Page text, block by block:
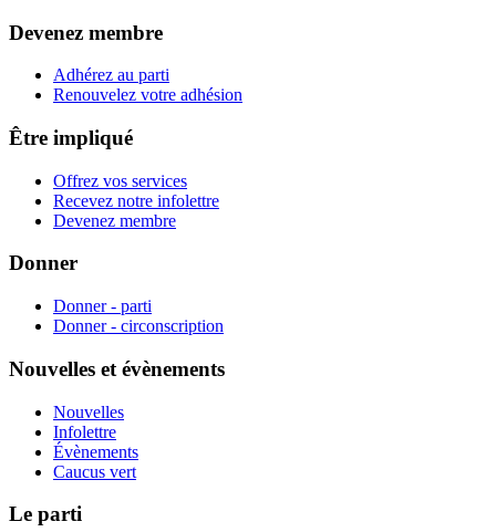
Devenez membre
Adhérez au parti
Renouvelez votre adhésion
Être impliqué
Offrez vos services
Recevez notre infolettre
Devenez membre
Donner
Donner - parti
Donner - circonscription
Nouvelles et évènements
Nouvelles
Infolettre
Évènements
Caucus vert
Le parti